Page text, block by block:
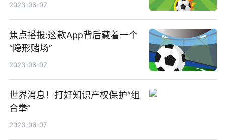
2023-06-07
焦点播报:这款App背后藏着一个
“隐形赌场”
2023-06-07
世界消息！打好知识产权保护“组
合拳”
2023-06-07